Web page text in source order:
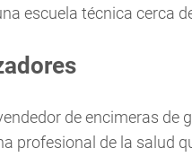
escuela técnica cerca
de encimeras de
profesional de la salud